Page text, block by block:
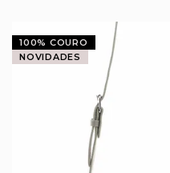
100% COURO
NOVIDADES